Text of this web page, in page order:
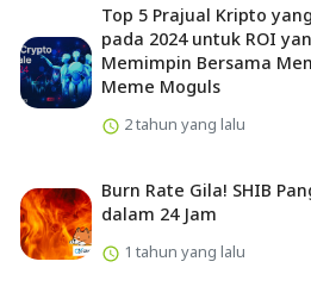
Top 5 Prajual Kripto
pada 2024 untuk ROI
Memimpin Bersama
Meme Moguls
2 tahun yang lalu
Burn Rate Gila! SHIB
dalam 24 Jam
1 tahun yang lalu